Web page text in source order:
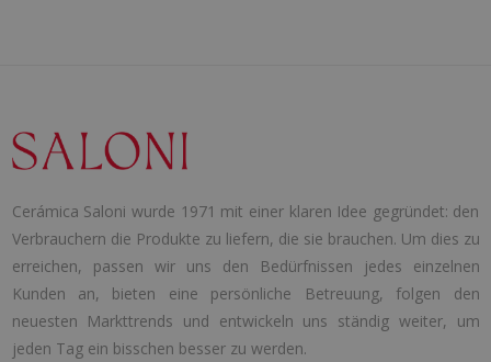
Cerámica Saloni wurde 1971 mit einer klaren Idee gegründet: den
Verbrauchern die Produkte zu liefern, die sie brauchen. Um dies zu
erreichen, passen wir uns den Bedürfnissen jedes einzelnen
Kunden an, bieten eine persönliche Betreuung, folgen den
neuesten Markttrends und entwickeln uns ständig weiter, um
jeden Tag ein bisschen besser zu werden.